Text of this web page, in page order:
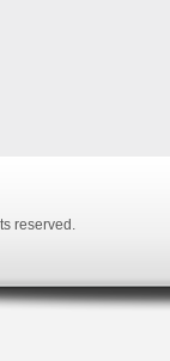
reserved.